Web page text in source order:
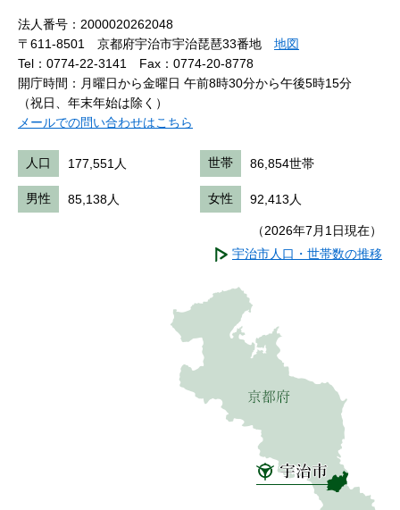
法人番号：2000020262048
〒611-8501 京都府宇治市宇治琵琶33番地 地図
Tel：0774-22-3141
Fax：0774-20-8778
開庁時間：月曜日から金曜日 午前8時30分から午後5時15分
（祝日、年末年始は除く）
メールでの問い合わせはこちら
人口 177,551人 世帯 86,854世帯
男性 85,138人 女性 92,413人
（2026年7月1日現在）
宇治市人口・世帯数の推移